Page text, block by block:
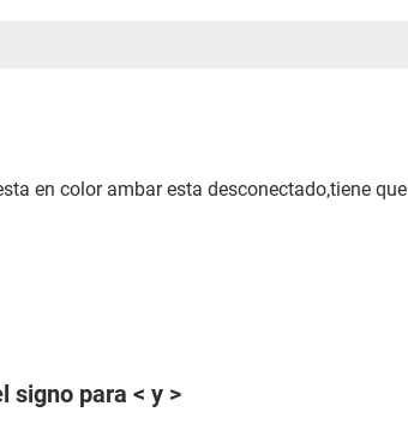
en color ambar esta desconectado,tiene que
signo para < y >